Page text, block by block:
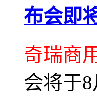
布会即
奇瑞商
会将于